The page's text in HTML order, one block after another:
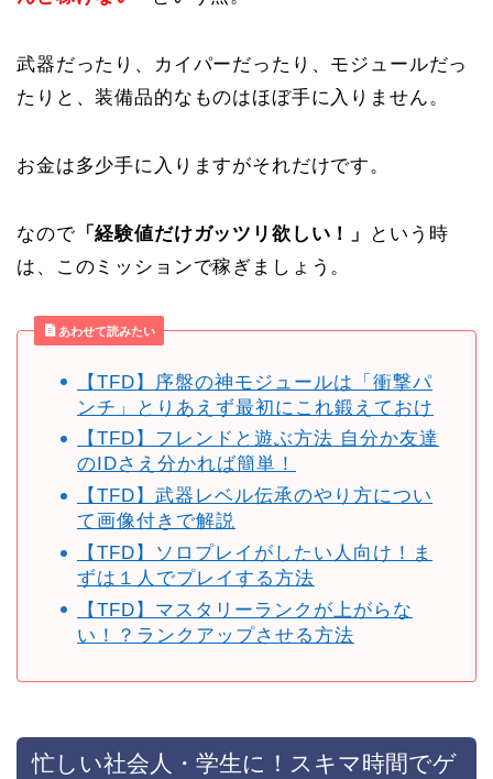
武器だったり、カイパーだったり、モジュールだっ
たりと、装備品的なものはほぼ手に入りません。
お金は多少手に入りますがそれだけです。
なので 「経験値だけガッツリ欲しい！」
という時
は、このミッションで稼ぎましょう。
あわせて読みたい
【TFD】序盤の神モジュールは「衝撃パ
ンチ」とりあえず最初にこれ鍛えておけ
【TFD】フレンドと遊ぶ方法 自分か友達
のIDさえ分かれば簡単！
【TFD】武器レベル伝承のやり方につい
て画像付きで解説
【TFD】ソロプレイがしたい人向け！ま
ずは１人でプレイする方法
【TFD】マスタリーランクが上がらな
い！？ランクアップさせる方法
忙しい社会人・学生に！スキマ時間でゲ